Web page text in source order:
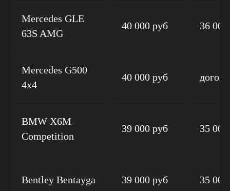
Mercedes GLE
63S AMG
40 000 руб 36
Mercedes G500
4x4
40 000 руб
BMW X6M
Competition
39 000 руб 35
Bentley Bentayga 39 000 руб 35